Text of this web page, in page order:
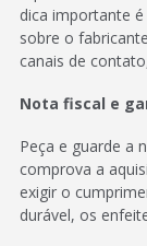
dica importante
sobre o
canais de
Nota fiscal e
Peça e guarde a
comprova a
exigir o
durável, os